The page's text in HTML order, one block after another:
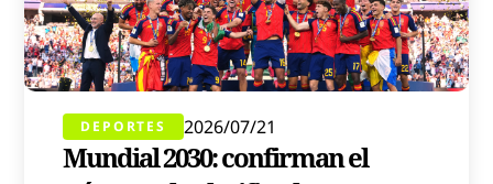
DEPORTES 2026/07/21
Mundial 2030: confirman el